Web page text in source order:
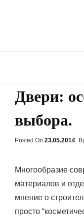
opt-
Двери:
выбора.
Posted On Posted
23.05.2014
Многообразие
материалов и
мнение о
просто